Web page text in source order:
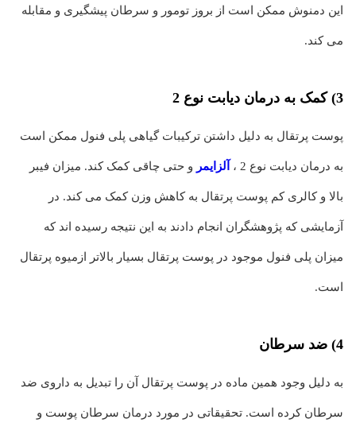
این دمنوش ممکن است از بروز تومور و سرطان پیشگیری و مقابله
می کند.
3) کمک به درمان دیابت نوع 2
پوست پرتقال به دلیل داشتن ترکیبات گیاهی پلی فنول ممکن است
به درمان دیابت نوع 2 ، آلزایمر و حتی چاقی کمک کند. میزان فیبر
بالا و کالری کم پوست پرتقال به کاهش وزن کمک می کند. در
آزمایشی که پژوهشگران انجام دادند به این نتیجه رسیده اند که
میزان پلی فنول موجود در پوست پرتقال بسیار بالاتر ازمیوه پرتقال
است.
4) ضد سرطان
به دلیل وجود همین ماده در پوست پرتقال آن را تبدیل به داروی ضد
سرطان کرده است. تحقیقاتی در مورد درمان سرطان پوست و